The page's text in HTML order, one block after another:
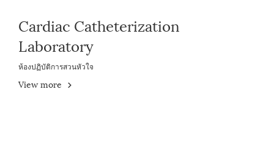
Cardiac Catheterization
Laboratory
ห้องปฏิบัติการสวนหัวใจ
View more